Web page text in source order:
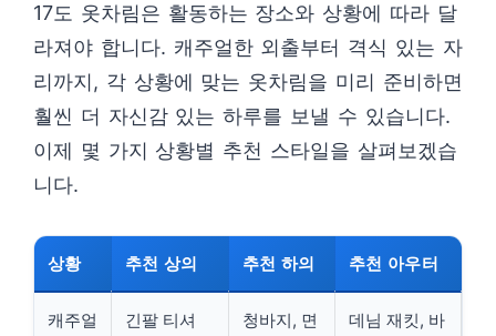
17도 옷차림은 활동하는 장소와 상황에 따라 달
라져야 합니다. 캐주얼한 외출부터 격식 있는 자
리까지, 각 상황에 맞는 옷차림을 미리 준비하면
훨씬 더 자신감 있는 하루를 보낼 수 있습니다.
이제 몇 가지 상황별 추천 스타일을 살펴보겠습
니다.
상황 추천 상의 추천 하의 추천 아우터
캐주얼
긴팔 티셔
청바지, 면
데님 재킷, 바